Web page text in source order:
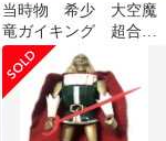
当時物 希少 大空魔
竜ガイキング 超合
金 ポピー